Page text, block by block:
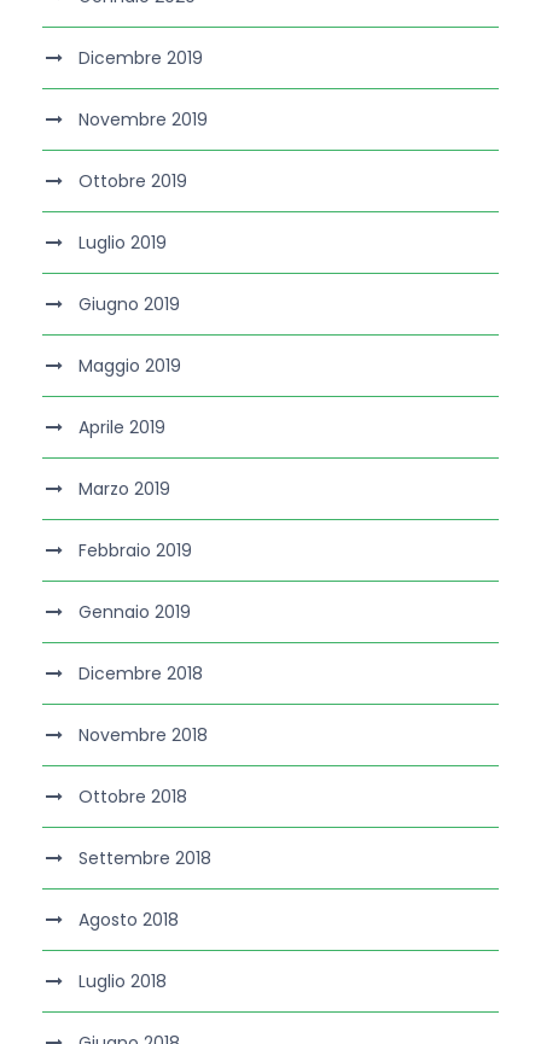
Dicembre 2019
Novembre 2019
Ottobre 2019
Luglio 2019
Giugno 2019
Maggio 2019
Aprile 2019
Marzo 2019
Febbraio 2019
Gennaio 2019
Dicembre 2018
Novembre 2018
Ottobre 2018
Settembre 2018
Agosto 2018
Luglio 2018